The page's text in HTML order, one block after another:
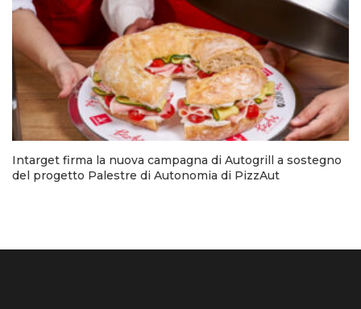
Intarget firma la nuova campagna di Autogrill a sostegno
del progetto Palestre di Autonomia di PizzAut